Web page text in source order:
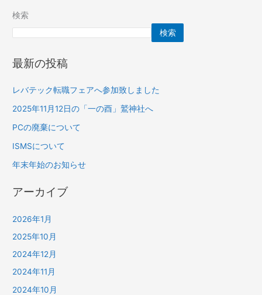
検索
検索
最新の投稿
レバテック転職フェアへ参加致しました
2025年11月12日の「一の酉」鷲神社へ
PCの廃棄について
ISMSについて
年末年始のお知らせ
アーカイブ
2026年1月
2025年10月
2024年12月
2024年11月
2024年10月